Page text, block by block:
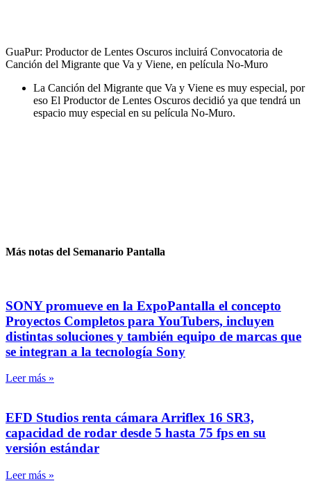
GuaPur: Productor de Lentes Oscuros incluirá Convocatoria de
Canción del Migrante que Va y Viene, en película No-Muro
La Canción del Migrante que Va y Viene es muy especial, por
eso El Productor de Lentes Oscuros decidió ya que tendrá un
espacio muy especial en su película No-Muro.
Más notas del Semanario Pantalla
SONY promueve en la ExpoPantalla el concepto
Proyectos Completos para YouTubers, incluyen
distintas soluciones y también equipo de marcas que
se integran a la tecnología Sony
Leer más »
EFD Studios renta cámara Arriflex 16 SR3,
capacidad de rodar desde 5 hasta 75 fps en su
versión estándar
Leer más »